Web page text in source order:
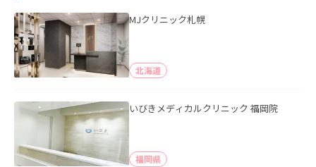
MJクリニック札幌
北海道
いびきメディカルクリニック 福岡院
福岡県